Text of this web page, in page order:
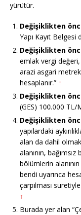
yürütür.
Değişiklikten
Yapı Kayıt Belgesi
Değişiklikten
emlak vergi
arazi asgari
hesaplanır.” ↑
Değişiklikten
(GES) 100.000 TL/
Değişiklikten
yapılardaki
alan da dahil
alanının,
bölümlerin
bendi uyarınca
çarpılması
↑
Burada yer alan